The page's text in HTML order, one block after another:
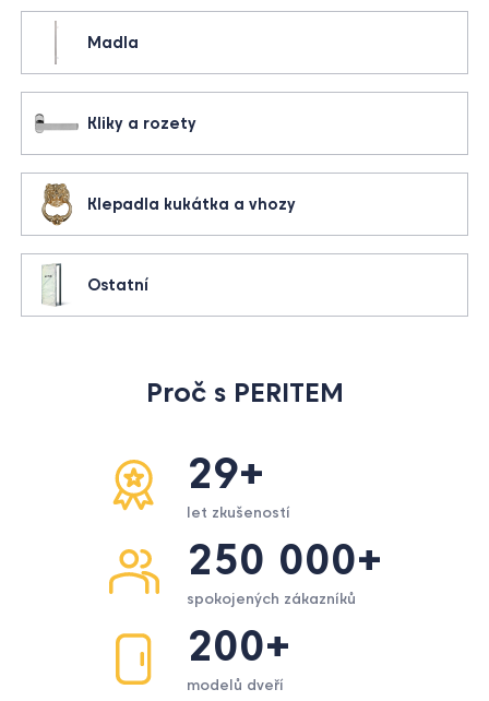
Madla
Kliky a rozety
Klepadla kukátka a vhozy
Ostatní
Proč s PERITEM
29+
let zkušeností
250 000+
spokojených zákazníků
200+
modelů dveří